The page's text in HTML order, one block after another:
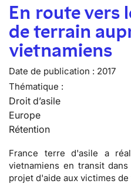
En route vers
de terrain
vietnamiens
Date de publication : 2017
Thématique :
Droit d’asile
Europe
Rétention
France terre d'asile a
vietnamiens en transit
projet d'aide aux victimes